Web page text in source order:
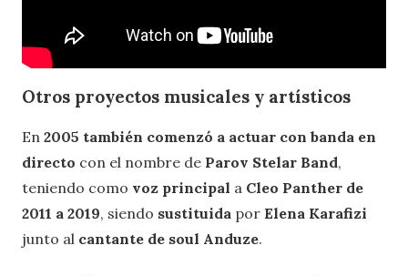
Otros proyectos musicales y artísticos
En 2005 también comenzó a actuar con banda en
directo con el nombre de Parov Stelar Band,
teniendo como voz principal a Cleo Panther de
2011 a 2019, siendo sustituida por Elena Karafizi
junto al cantante de soul Anduze.